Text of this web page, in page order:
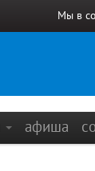
Мы в
афиша